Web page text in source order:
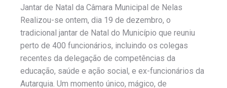
Jantar de Natal da Câmara Municipal de Nelas
Realizou-se ontem, dia 19 de dezembro, o
tradicional jantar de Natal do Município que reuniu
perto de 400 funcionários, incluindo os colegas
recentes da delegação de competências da
educação, saúde e ação social, e ex-funcionários da
Autarquia. Um momento único, mágico, de